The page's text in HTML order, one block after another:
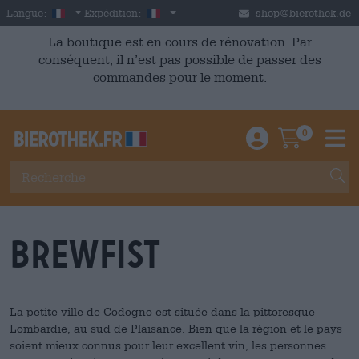
Skip to main content
Langue: French
Expédition: France shop@bierothek.de
La boutique est en cours de rénovation. Par
conséquent, il n’est pas possible de passer des
commandes pour le moment.
Einloggen /
0
BrewFist
La petite ville de Codogno est située dans la pittoresque
Lombardie, au sud de Plaisance. Bien que la région et le pays
soient mieux connus pour leur excellent vin, les personnes